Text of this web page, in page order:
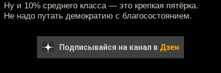
Ну и 10% среднего класса — это крепкая пятёрка.
Не надо путать демократию с благосостоянием.
Подписывайся на канал в Дзен